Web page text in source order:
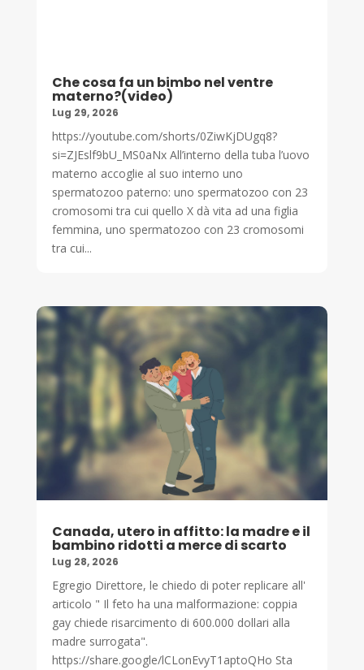
Che cosa fa un bimbo nel ventre
materno?(video)
Lug 29, 2026
https://youtube.com/shorts/0ZiwKjDUgq8?
si=ZJEslf9bU_MS0aNx All’interno della tuba l’uovo
materno accoglie al suo interno uno
spermatozoo paterno: uno spermatozoo con 23
cromosomi tra cui quello X dà vita ad una figlia
femmina, uno spermatozoo con 23 cromosomi
tra cui...
Canada, utero in affitto: la madre e il
bambino ridotti a merce di scarto
Lug 28, 2026
Egregio Direttore, le chiedo di poter replicare all'
articolo " Il feto ha una malformazione: coppia
gay chiede risarcimento di 600.000 dollari alla
madre surrogata".
https://share.google/lCLonEvyT1aptoQHo Sta